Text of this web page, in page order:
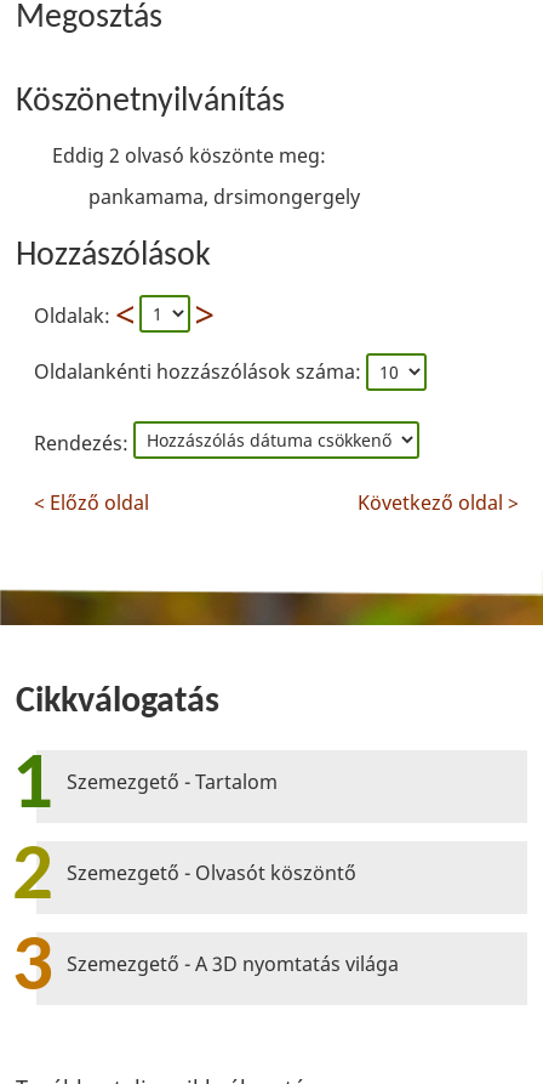
Megosztás
Köszönetnyilvánítás
Eddig 2 olvasó köszönte meg:
pankamama, drsimongergely
Hozzászólások
Oldalak:
Oldalankénti hozzászólások száma:
Rendezés:
< Előző oldal Következő oldal >
Cikkválogatás
1 Szemezgető - Tartalom
2 Szemezgető - Olvasót köszöntő
3 Szemezgető - A 3D nyomtatás világa